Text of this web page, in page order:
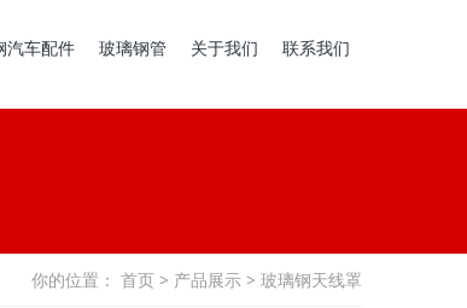
汽车配件 玻璃钢管 关于我们 联系我们
你的位置： 首页 > 产品展示 > 玻璃钢天线罩